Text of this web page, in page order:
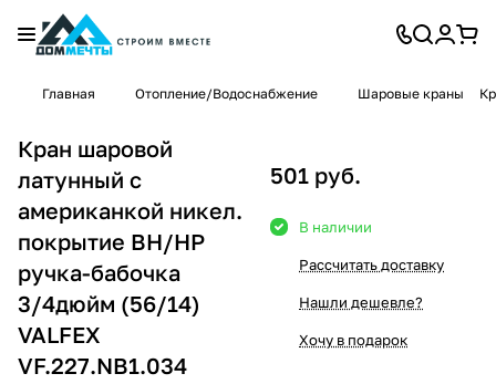
Главная Отопление/Водоснабжение Шаровые краны
Кран шаровой
латунный с
американкой никел.
покрытие ВН/НР
ручка-бабочка
3/4дюйм (56/14)
VALFEX
VF.227.NB1.034
501 руб.
В наличии
Рассчитать доставку
Нашли дешевле?
Хочу в подарок